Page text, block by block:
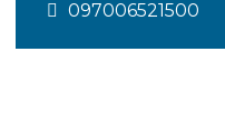
097006521500